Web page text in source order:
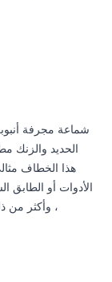
شماعة مجرفة
الحديد والزنك
هذا الخطاف
الأدوات أو الطابق
، وأكثر من